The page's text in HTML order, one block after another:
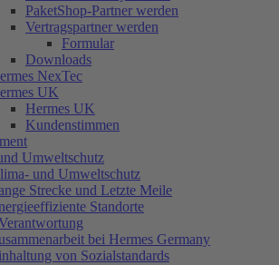
PaketShop-Partner werden
Vertragspartner werden
Formular
Downloads
NexTec
UK
Hermes UK
Kundenstimmen
Umweltschutz
und Umweltschutz
Strecke und Letzte Meile
Standorte
bei Hermes Germany
von Sozialstandards